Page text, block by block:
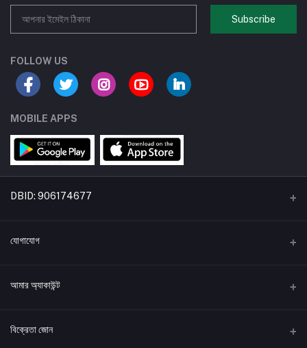
Subscribe
FOLLOW US
MOBILE APPS
DBID: 906174677
একটি বিডিকৃষি উদ্যোগ
যোগাযোগ
*ঠিকানা:
*ফোন নাম্বার
আমার অ্যাকাউন্ট
লগইন করুন
বিক্রেতা জোন